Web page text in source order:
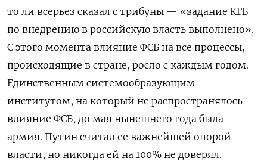
то ли всерьез сказал с трибуны — «задание КГБ
по внедрению в российскую власть выполнено».
С этого момента влияние ФСБ на все процессы,
происходящие в стране, росло с каждым годом.
Единственным системообразующим
институтом, на который не распространялось
влияние ФСБ, до мая нынешнего года была
армия. Путин считал ее важнейшей опорой
власти, но никогда ей на 100% не доверял.